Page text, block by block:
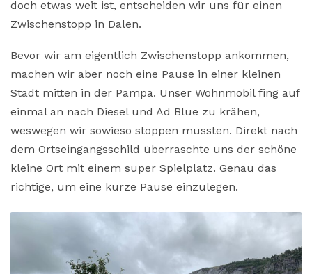
doch etwas weit ist, entscheiden wir uns für einen
Zwischenstopp in Dalen.
Bevor wir am eigentlich Zwischenstopp ankommen,
machen wir aber noch eine Pause in einer kleinen
Stadt mitten in der Pampa. Unser Wohnmobil fing auf
einmal an nach Diesel und Ad Blue zu krähen,
weswegen wir sowieso stoppen mussten. Direkt nach
dem Ortseingangsschild überraschte uns der schöne
kleine Ort mit einem super Spielplatz. Genau das
richtige, um eine kurze Pause einzulegen.